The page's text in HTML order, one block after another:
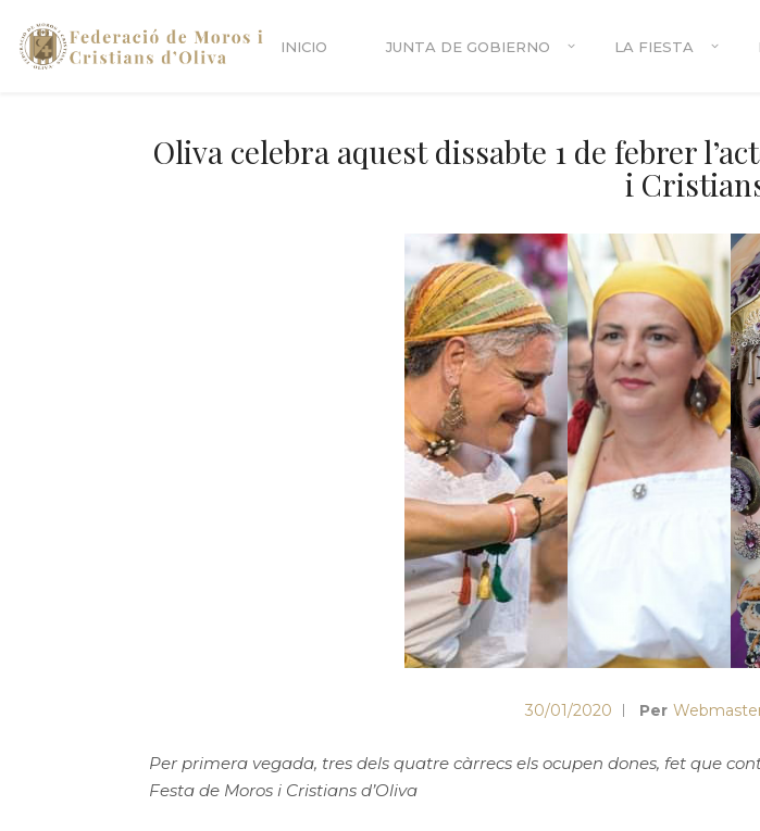
INICIO JUNTA DE GOBIERNO LA FIESTA
Oliva celebra aquest dissabte 1 de febrer
i
30/01/2020 Per
Per primera vegada, tres dels quatre càrrecs els ocupen dones, fet que
Festa de Moros i Cristians d’Oliva